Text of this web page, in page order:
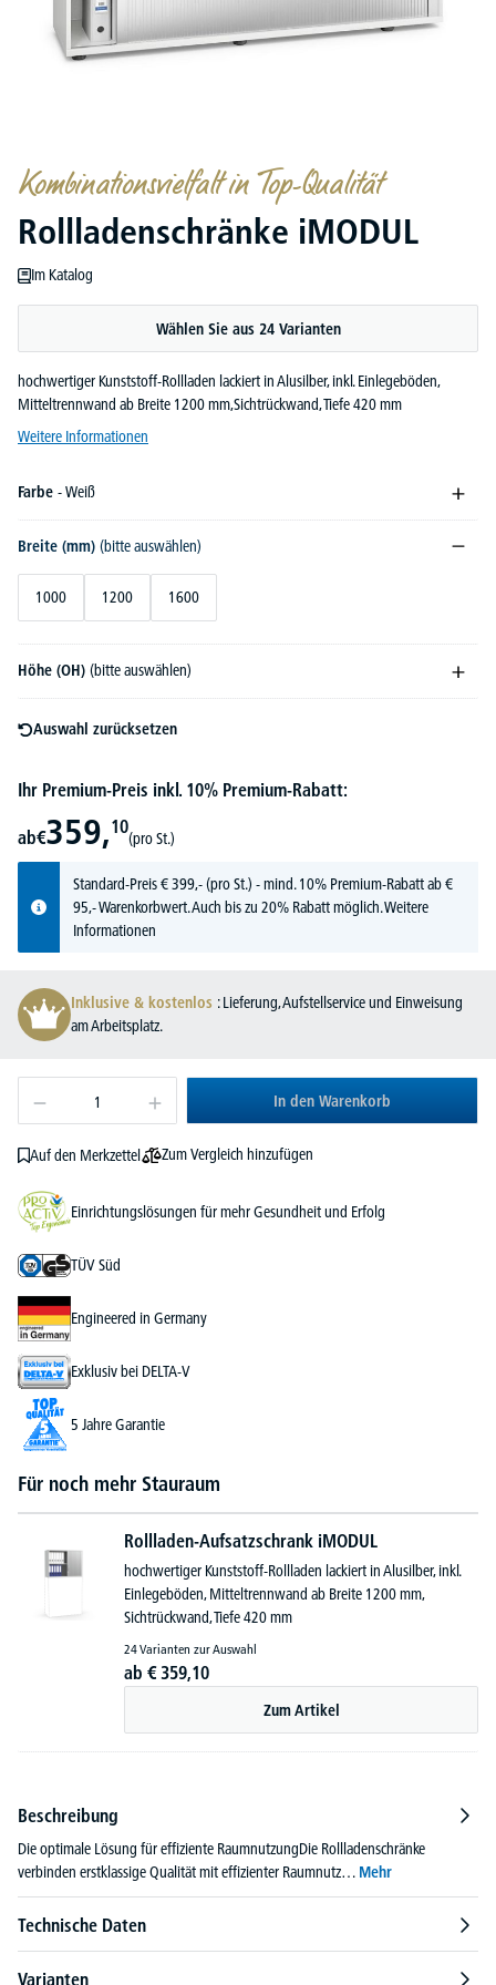
Kombinationsvielfalt in Top-Qualität
Rollladenschränke iMODUL
Im Katalog
Wählen Sie aus 24 Varianten
hochwertiger Kunststoff-Rollladen lackiert in Alusilber, inkl. Einlegeböden,
Mitteltrennwand ab Breite 1200 mm,Sichtrückwand, Tiefe 420 mm
Weitere Informationen
Farbe - Weiß
Breite (mm) (bitte auswählen)
1000 1200 1600
Höhe (OH) (bitte auswählen)
Auswahl zurücksetzen
Ihr Premium-Preis inkl. 10% Premium-Rabatt:
ab€359,10
(pro St.)
Standard-Preis€399,-(pro St.) - mind. 10% Premium-Rabatt ab €
95,- Warenkorbwert. Auch bis zu 20% Rabatt möglich.Weitere
Informationen
Inklusive & kostenlos : Lieferung, Aufstellservice und Einweisung
am Arbeitsplatz.
In den Warenkorb
Auf den Merkzettel Zum Vergleich hinzufügen
Einrichtungslösungen für mehr Gesundheit und Erfolg
TÜV Süd
Engineered in Germany
Exklusiv bei DELTA-V
5 Jahre Garantie
Für noch mehr Stauraum
Rollladen-Aufsatzschrank iMODUL
hochwertiger Kunststoff-Rollladen lackiert in Alusilber, inkl.
Einlegeböden, Mitteltrennwand ab Breite 1200 mm,
Sichtrückwand, Tiefe 420 mm
24 Varianten zur Auswahl
ab € 359,10
Zum Artikel
Beschreibung
Die optimale Lösung für effiziente RaumnutzungDie Rollladenschränke
verbinden erstklassige Qualität mit effizienter Raumnutz… Mehr
Technische Daten
Varianten